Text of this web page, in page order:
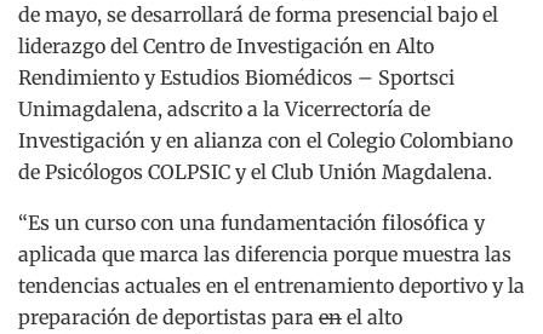
de mayo, se desarrollará de forma presencial bajo el
liderazgo del Centro de Investigación en Alto
Rendimiento y Estudios Biomédicos – Sportsci
Unimagdalena, adscrito a la Vicerrectoría de
Investigación y en alianza con el Colegio Colombiano
de Psicólogos COLPSIC y el Club Unión Magdalena.
“Es un curso con una fundamentación filosófica y
aplicada que marca las diferencia porque muestra las
tendencias actuales en el entrenamiento deportivo y la
preparación de deportistas para en el alto